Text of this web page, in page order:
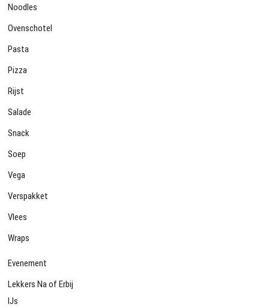
Noodles
Ovenschotel
Pasta
Pizza
Rijst
Salade
Snack
Soep
Vega
Verspakket
Vlees
Wraps
Evenement
Lekkers Na of Erbij
IJs